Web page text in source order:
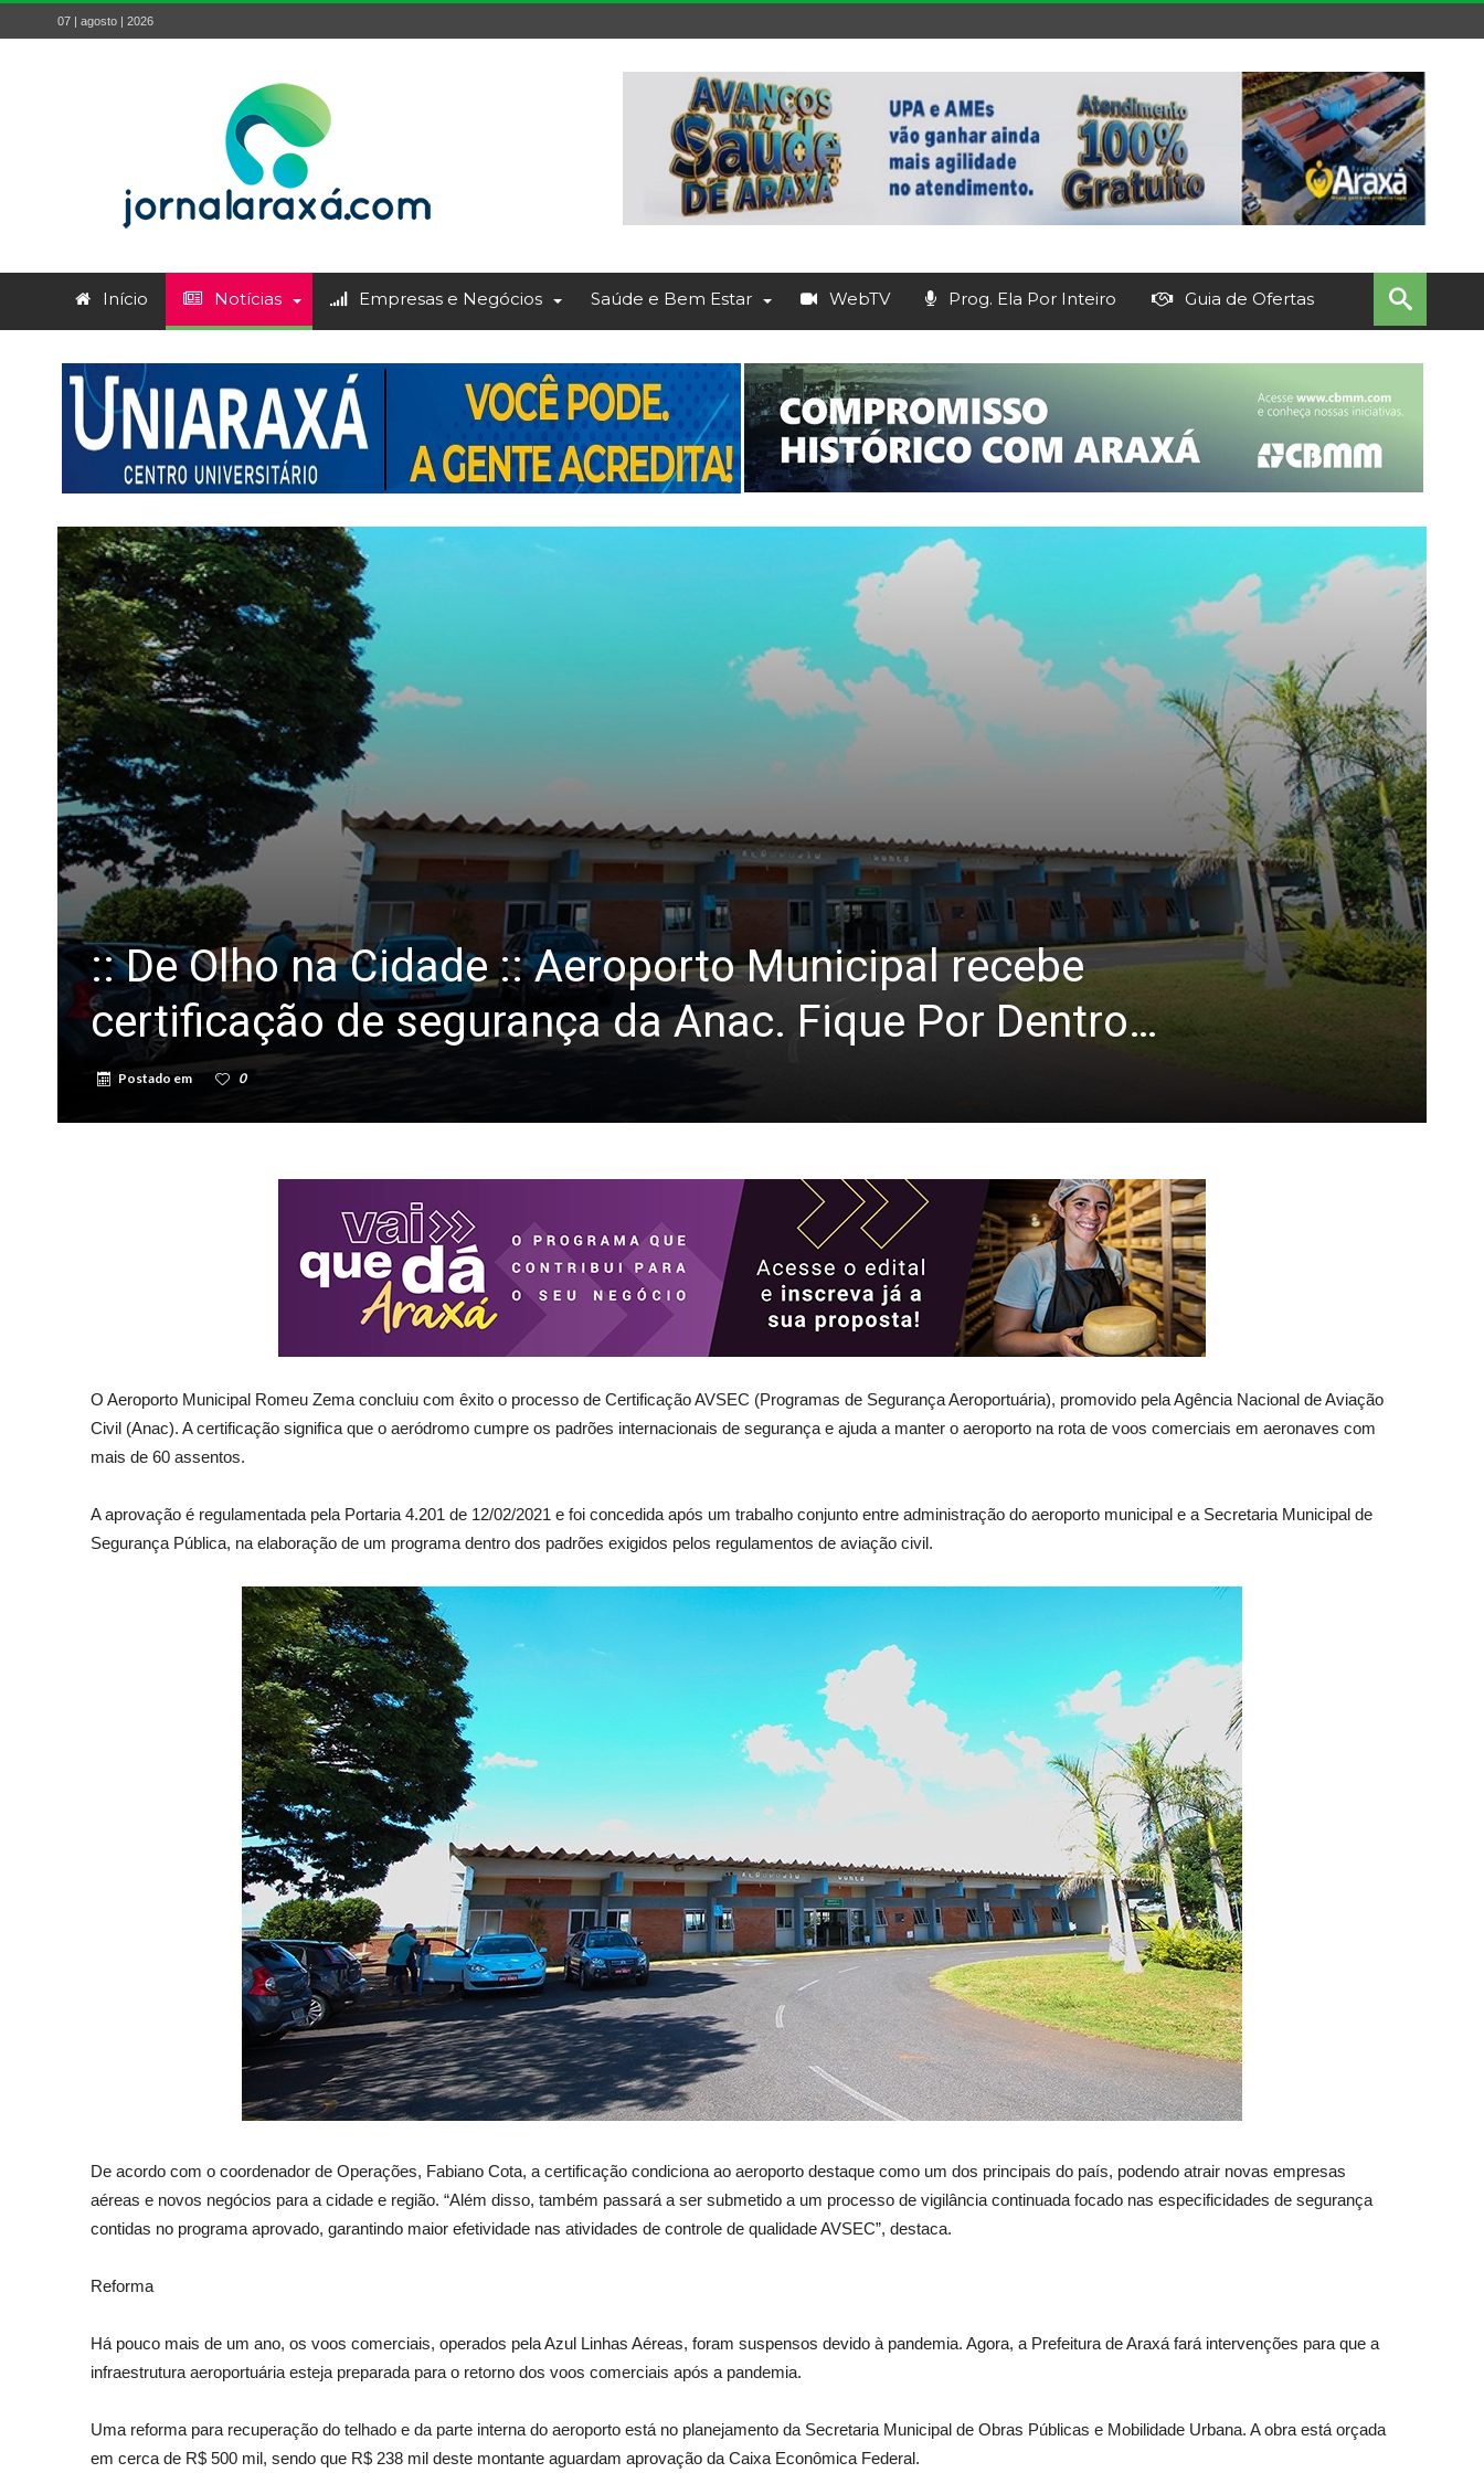
07 | agosto | 2026
Início Notícias Empresas e Negócios Saúde e Bem Estar WebTV Prog. Ela Por Inteiro Guia de Ofertas
:: De Olho na Cidade :: Aeroporto Municipal recebe
certificação de segurança da Anac. Fique Por Dentro…
Postado em 0
O Aeroporto Municipal Romeu Zema concluiu com êxito o processo de Certificação AVSEC (Programas de Segurança Aeroportuária), promovido pela Agência Nacional de Aviação
Civil (Anac). A certificação significa que o aeródromo cumpre os padrões internacionais de segurança e ajuda a manter o aeroporto na rota de voos comerciais em aeronaves com
mais de 60 assentos.
A aprovação é regulamentada pela Portaria 4.201 de 12/02/2021 e foi concedida após um trabalho conjunto entre administração do aeroporto municipal e a Secretaria Municipal de
Segurança Pública, na elaboração de um programa dentro dos padrões exigidos pelos regulamentos de aviação civil.
De acordo com o coordenador de Operações, Fabiano Cota, a certificação condiciona ao aeroporto destaque como um dos principais do país, podendo atrair novas empresas
aéreas e novos negócios para a cidade e região. “Além disso, também passará a ser submetido a um processo de vigilância continuada focado nas especificidades de segurança
contidas no programa aprovado, garantindo maior efetividade nas atividades de controle de qualidade AVSEC”, destaca.
Reforma
Há pouco mais de um ano, os voos comerciais, operados pela Azul Linhas Aéreas, foram suspensos devido à pandemia. Agora, a Prefeitura de Araxá fará intervenções para que a
infraestrutura aeroportuária esteja preparada para o retorno dos voos comerciais após a pandemia.
Uma reforma para recuperação do telhado e da parte interna do aeroporto está no planejamento da Secretaria Municipal de Obras Públicas e Mobilidade Urbana. A obra está orçada
em cerca de R$ 500 mil, sendo que R$ 238 mil deste montante aguardam aprovação da Caixa Econômica Federal.